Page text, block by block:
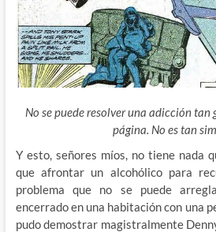
No se puede resolver una adicción tan
página. No es tan
Y esto, señores míos, no tiene nada
que afrontar un alcohólico para
problema que no se puede
encerrado en una habitación con una
pudo demostrar magistralmente